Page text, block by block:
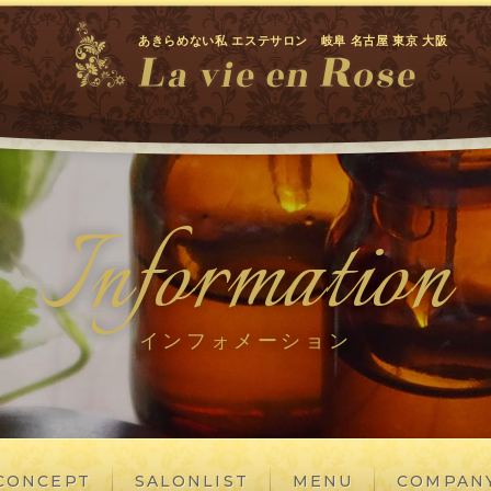
あきらめない私 エステサロン 岐阜 名古屋 東京 大阪
Information
インフォメーション
SALONLIST MENU